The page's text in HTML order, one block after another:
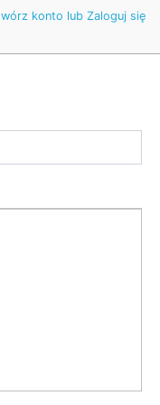
konto lub Zaloguj się